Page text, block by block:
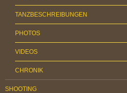
TANZBESCHREIBUNGEN
PHOTOS
VIDEOS
CHRONIK
SHOOTING